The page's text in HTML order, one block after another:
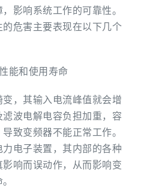
影响系统工作的可靠性。
危害主要表现在以下几个
能和使用寿命
，其输入电流峰值就会增
波电解电容负担加重，容
致变频器不能正常工作。
电子装置，其内部的各种
响而误动作，从而影响变